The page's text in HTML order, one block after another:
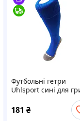
Футбольні гетри
Uhlsport сині для
на полі розмір 37-40
спортивні гетри для
футболу
181 ₴